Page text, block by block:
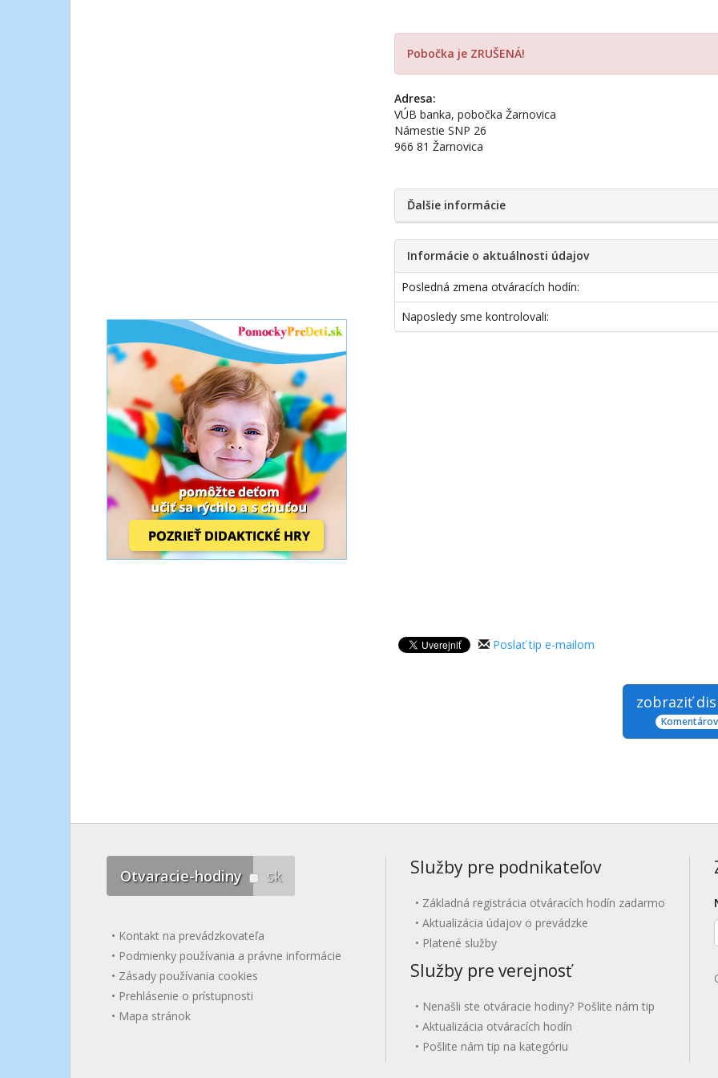
Pobočka je ZRUŠENÁ!
Adresa:
VÚB banka, pobočka Žarnovica
Námestie SNP 26
966 81 Žarnovica
Ďalšie informácie
Informácie o aktuálnosti údajov
Posledná zmena otváracích hodín:
Naposledy sme kontrolovali:
Poslať tip e-mailom
zobraziť
Otvaracie-hodiny sk
Kontakt na prevádzkovateľa
Podmienky používania a právne informácie
Zásady používania cookies
Prehlásenie o prístupnosti
Mapa stránok
Služby pre podnikateľov
Základná registrácia otváracích hodín zadarmo
Aktualizácia údajov o prevádzke
Platené služby
Služby pre verejnosť
Nenašli ste otváracie hodiny? Pošlite nám tip
Aktualizácia otváracích hodín
Pošlite nám tip na kategóriu
E-